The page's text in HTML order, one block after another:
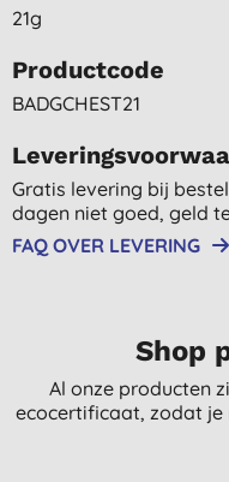
21g
Productcode
BADGCHEST21
Gratis levering bij
dagen niet goed, geld
FAQ OVER LEVERING
Shop
Al onze producten
ecocertificaat, zodat je